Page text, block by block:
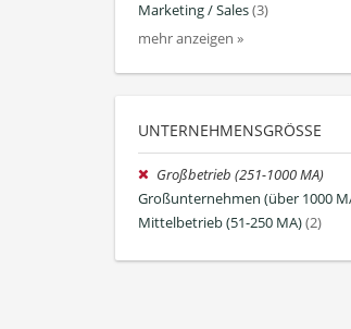
Marketing / Sales(3)
mehr anzeigen »
UNTERNEHMENSGRÖSSE
Großbetrieb (251-1000 MA)
Großunternehmen (über 1000
Mittelbetrieb (51-250 MA)(2)